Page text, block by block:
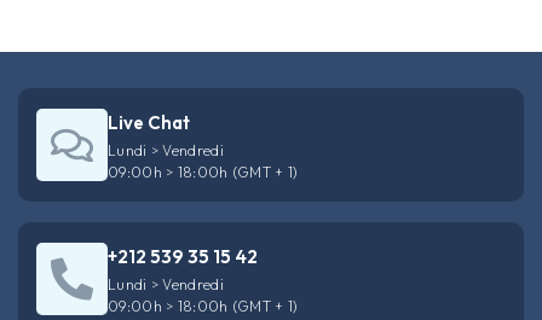
Live Chat
Lundi > Vendredi
09:00h > 18:00h (GMT + 1)
+212 539 35 15 42
Lundi > Vendredi
09:00h > 18:00h (GMT + 1)